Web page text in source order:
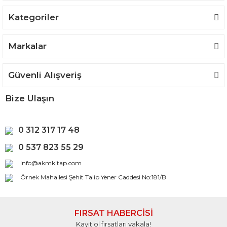
Kategoriler
Markalar
Güvenli Alışveriş
Bize Ulaşın
0 312 317 17 48
0 537 823 55 29
info@akmkitap.com
Örnek Mahallesi Şehit Talip Yener Caddesi No:181/B
FIRSAT HABERCİSİ
Kayıt ol fırsatları yakala!